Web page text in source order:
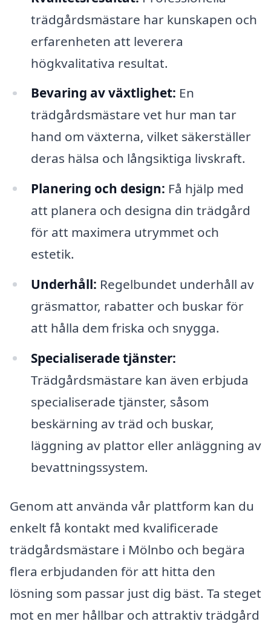
trädgårdsmästare har kunskapen och
erfarenheten att leverera
högkvalitativa resultat.
Bevaring av växtlighet: En
trädgårdsmästare vet hur man tar
hand om växterna, vilket säkerställer
deras hälsa och långsiktiga livskraft.
Planering och design: Få hjälp med
att planera och designa din trädgård
för att maximera utrymmet och
estetik.
Underhåll: Regelbundet underhåll av
gräsmattor, rabatter och buskar för
att hålla dem friska och snygga.
Specialiserade tjänster:
Trädgårdsmästare kan även erbjuda
specialiserade tjänster, såsom
beskärning av träd och buskar,
läggning av plattor eller anläggning av
bevattningssystem.
Genom att använda vår plattform kan du
enkelt få kontakt med kvalificerade
trädgårdsmästare i Mölnbo och begära
flera erbjudanden för att hitta den
lösning som passar just dig bäst. Ta steget
mot en mer hållbar och attraktiv trädgård